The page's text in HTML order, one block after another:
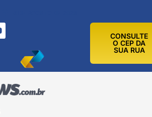
CONSULTE
O CEP DA
SUA RUA